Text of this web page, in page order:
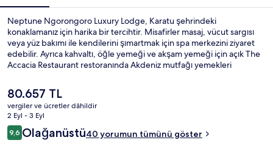
Neptune Ngorongoro Luxury Lodge, Karatu şehrindeki
konaklamanız için harika bir tercihtir. Misafirler masaj, vücut sargısı
veya yüz bakımı ile kendilerini şımartmak için spa merkezini ziyaret
edebilir. Ayrıca kahvaltı, öğle yemeği ve akşam yemeği için açık The
Accacia Restaurant restoranında Akdeniz mutfağı yemekleri
kulübe dâhilindeki diğer öne çıkan özellikler arasındadır.
Şu
anki
fiyat
80.657 TL
80.657 TL
vergiler ve ücretler dâhildir
2 Eyl - 3 Eyl
Yorumlar
9,69,6/10
Olağanüstü40 yorumun tümünü göster